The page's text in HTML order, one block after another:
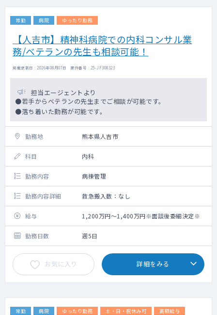
常勤 病院 ゆったり勤務
【人吉市】精神科病院での内科コンサル業
務/ベテランの先生も相談可能！
掲載更新日 : 2026年08月07日 案件番号 : 25-JF308323
担当エージェントより
●若手からベテランの先生までご相談が可能です。
●落ち着いた勤務が可能です。
勤務地 熊本県人吉市
科目 内科
勤務内容 病棟管理
勤務内容詳細 救急搬入数：なし
給与 1,200万円～1,400万円※面談後委細決定※
勤務日数 週5日
お気に入り 詳細をみる
常勤 病院 ゆったり勤務 土・日・祝休み可 高額給与